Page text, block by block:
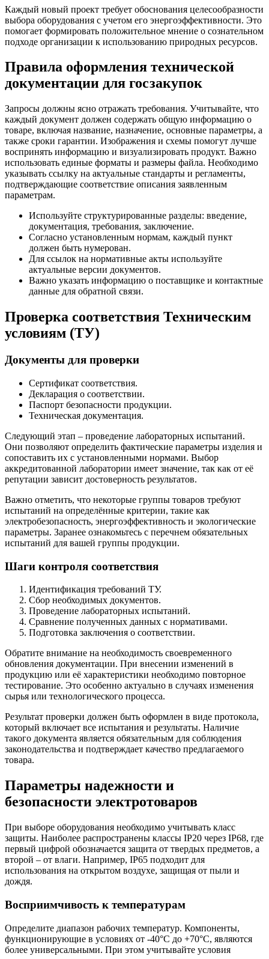
Каждый новый проект требует обоснования целесообразности
выбора оборудования с учетом его энергоэффективности. Это
помогает формировать положительное мнение о сознательном
подходе организации к использованию природных ресурсов.
Правила оформления технической
документации для госзакупок
Запросы должны ясно отражать требования. Учитывайте, что
каждый документ должен содержать общую информацию о
товаре, включая название, назначение, основные параметры, а
также сроки гарантии. Изображения и схемы помогут лучше
воспринять информацию и визуализировать продукт. Важно
использовать единые форматы и размеры файла. Необходимо
указывать ссылку на актуальные стандарты и регламенты,
подтверждающие соответствие описания заявленным
параметрам.
Используйте структурированные разделы: введение,
документация, требования, заключение.
Согласно установленным нормам, каждый пункт
должен быть нумерован.
Для ссылок на нормативные акты используйте
актуальные версии документов.
Важно указать информацию о поставщике и контактные
данные для обратной связи.
Проверка соответствия Техническим
условиям (ТУ)
Документы для проверки
Сертификат соответствия.
Декларация о соответствии.
Паспорт безопасности продукции.
Техническая документация.
Следующий этап – проведение лабораторных испытаний.
Они позволяют определить фактические параметры изделия и
сопоставить их с установленными нормами. Выбор
аккредитованной лаборатории имеет значение, так как от её
репутации зависит достоверность результатов.
Важно отметить, что некоторые группы товаров требуют
испытаний на определённые критерии, такие как
электробезопасность, энергоэффективность и экологические
параметры. Заранее ознакомьтесь с перечнем обязательных
испытаний для вашей группы продукции.
Шаги контроля соответствия
Идентификация требований ТУ.
Сбор необходимых документов.
Проведение лабораторных испытаний.
Сравнение полученных данных с нормативами.
Подготовка заключения о соответствии.
Обратите внимание на необходимость своевременного
обновления документации. При внесении изменений в
продукцию или её характеристики необходимо повторное
тестирование. Это особенно актуально в случаях изменения
сырья или технологического процесса.
Результат проверки должен быть оформлен в виде протокола,
который включает все испытания и результаты. Наличие
такого документа является обязательным для соблюдения
законодательства и подтверждает качество предлагаемого
товара.
Параметры надежности и
безопасности электротоваров
При выборе оборудования необходимо учитывать класс
защиты. Наиболее распространены классы IP20 через IP68, где
первый цифрой обозначается защита от твердых предметов, а
второй – от влаги. Например, IP65 подходит для
использования на открытом воздухе, защищая от пыли и
дождя.
Восприимчивость к температурам
Определите диапазон рабочих температур. Компоненты,
функционирующие в условиях от -40°С до +70°С, являются
более универсальными. При этом учитывайте условия